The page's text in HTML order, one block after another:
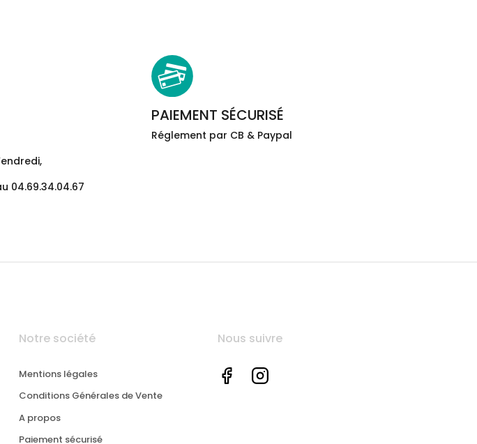
04.69.34.04.67
PAIEMENT SÉCURISÉ
Réglement par CB & Paypal
Notre société
Mentions légales
Conditions Générales de Vente
A propos
Paiement sécurisé
Nous suivre
Facebook